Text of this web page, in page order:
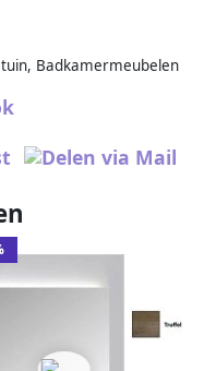
Badkamermeubelen